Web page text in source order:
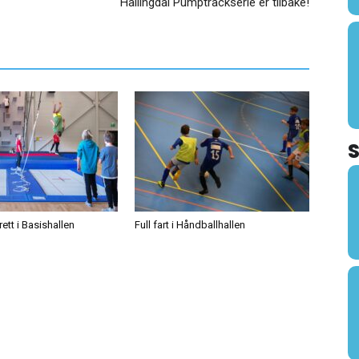
i Basishallen Full fart i Håndballhallen